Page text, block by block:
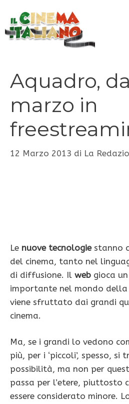
contenuto
Aquadro,
marzo in
12 Marzo 2013 di La
Le nuove tecnologiestanno
del cinema, tanto nel
di diffusione. Il web gioca
importante nel mondo
viene sfruttato dai grandi
cinema.
Ma, se i grandi lo vedono
più, per i ‘piccoli’, spesso, si
possibilità, ma non per
passa per l’etere, piuttosto
essere considerato minore.